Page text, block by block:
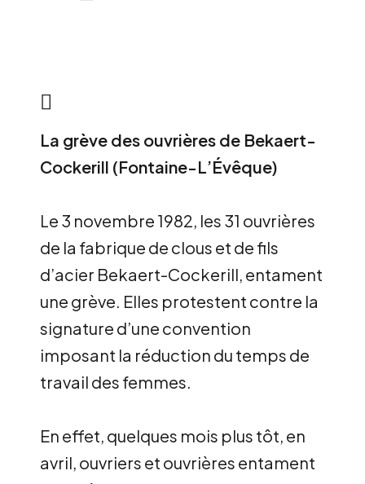
La grève des ouvrières de Bekaert-
Cockerill (Fontaine-L’Évêque)
Le 3 novembre 1982, les 31 ouvrières
de la fabrique de clous et de fils
d’acier Bekaert-Cockerill, entament
une grève. Elles protestent contre la
signature d’une convention
imposant la réduction du temps de
travail des femmes.
En effet, quelques mois plus tôt, en
avril, ouvriers et ouvrières entament